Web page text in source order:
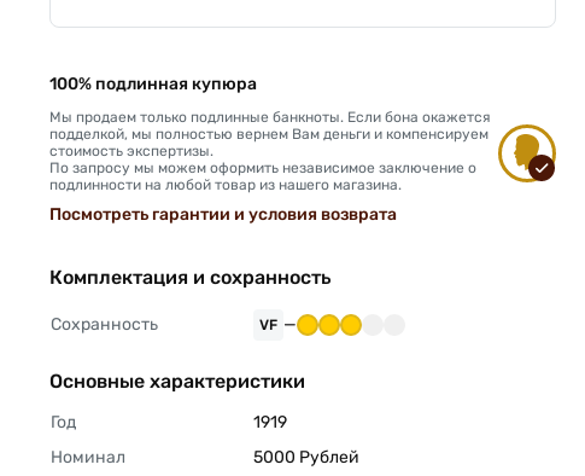
100% подлинная купюра
Мы продаем только подлинные банкноты. Если бона окажется
подделкой, мы полностью вернем Вам деньги и компенсируем
стоимость экспертизы.
По запросу мы можем оформить независимое заключение о
подлинности на любой товар из нашего магазина.
Посмотреть гарантии и условия возврата
Комплектация и сохранность
Сохранность VF —
Основные характеристики
Год
1919
Номинал
5000 Рублей